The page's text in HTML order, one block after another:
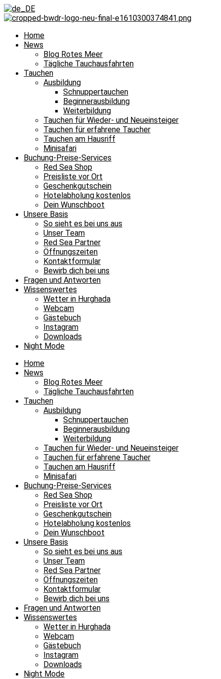
Home
News
Blog Rotes Meer
Tägliche Tauchausfahrten
Tauchen
Ausbildung
Schnuppertauchen
Beginnerausbildung
Weiterbildung
Tauchen für Wieder- und Neueinsteiger
Tauchen für erfahrene Taucher
Tauchen am Hausriff
Minisafari
Buchung-Preise-Services
Red Sea Shop
Preisliste vor Ort
Geschenkgutschein
Hotelabholung kostenlos
Dein Wunschboot
Unsere Basis
So sieht es bei uns aus
Unser Team
Red Sea Partner
Öffnungszeiten
Kontaktformular
Bewirb dich bei uns
Fragen und Antworten
Wissenswertes
Wetter in Hurghada
Webcam
Gästebuch
Instagram
Downloads
Night Mode
Home
News
Blog Rotes Meer
Tägliche Tauchausfahrten
Tauchen
Ausbildung
Schnuppertauchen
Beginnerausbildung
Weiterbildung
Tauchen für Wieder- und Neueinsteiger
Tauchen für erfahrene Taucher
Tauchen am Hausriff
Minisafari
Buchung-Preise-Services
Red Sea Shop
Preisliste vor Ort
Geschenkgutschein
Hotelabholung kostenlos
Dein Wunschboot
Unsere Basis
So sieht es bei uns aus
Unser Team
Red Sea Partner
Öffnungszeiten
Kontaktformular
Bewirb dich bei uns
Fragen und Antworten
Wissenswertes
Wetter in Hurghada
Webcam
Gästebuch
Instagram
Downloads
Night Mode